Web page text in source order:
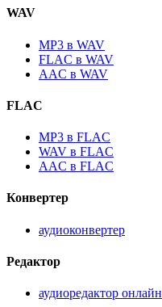
WAV
MP3 в WAV
FLAC в WAV
AAC в WAV
FLAC
MP3 в FLAC
WAV в FLAC
AAC в FLAC
Конвертер
аудиоконвертер
Редактор
аудиоредактор онлайн